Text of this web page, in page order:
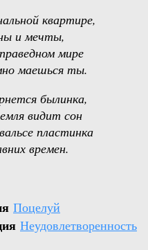
квартире,
и мечты,
мире
маешься ты.
былинка,
видит сон
пластинка
времен.
Поцелуй
Неудовлетворенность